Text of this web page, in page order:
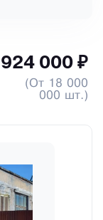
924 000 ₽
(От 18 000
000 шт.)